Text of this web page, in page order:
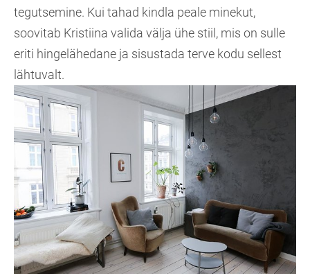
tegutsemine. Kui tahad kindla peale minekut,
soovitab Kristiina valida välja ühe stiil, mis on sulle
eriti hingelähedane ja sisustada terve kodu sellest
lähtuvalt.